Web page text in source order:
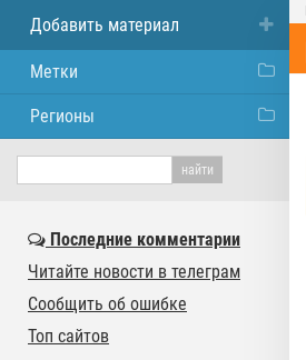
Добавить материал
Метки
Регионы
Последние комментарии
Читайте новости в телеграм
Сообщить об ошибке
Топ сайтов